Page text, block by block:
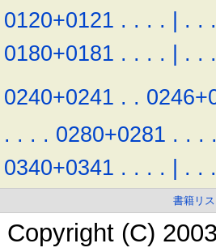
0120+0121 . . . . | . . .
0180+0181 . . . . | . . .
0240+0241 . .
. . . . 0280+0281 . . . .
0340+0341 . . . . | . . .
書籍リス
Copyright (C)